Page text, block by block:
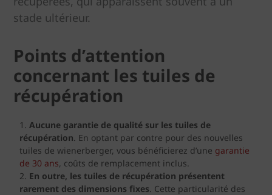
stade ultérieur.
Points d’attention
concernant les tuiles de
récupération
Aucune garantie de qualité sur les tuiles de
récupération. En optant par contre pour des nouvelles
tuiles de wienerberger, vous bénéficierez d’une garantie
de 30 ans, coûts de remplacement inclus.
En outre, les tuiles de récupération présentent
rarement des dimensions fixes. Cette particularité des